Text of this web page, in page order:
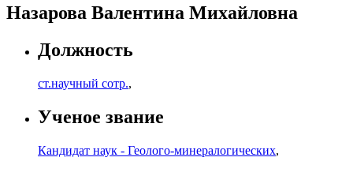
Назарова Валентина Михайловна
Должность
ст.научный сотр.,
Ученое звание
Кандидат наук - Геолого-минералогических,